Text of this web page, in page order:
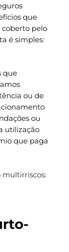
que
coberto pelo
é simples:
que
ou de
ou
utilização
que paga
multirriscos: